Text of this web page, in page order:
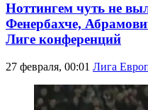
Ноттингем чуть не
Фенербахче,
Лиге конференций
27 февраля, 00:01 Лига